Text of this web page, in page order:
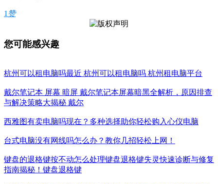
1 赞
您可能感兴趣
杭州可以租电脑吗最近 杭州可以租电脑吗 杭州租电脑平台
戴尔笔记本 屏幕 暗屏 戴尔笔记本屏幕暗黑全解析，原因排查
与解决策略大揭秘 戴尔
西雅图有卖电脑吗现在？多种选择助你轻松购入心仪电脑
台式电脑没有网线吗怎么办？教你几招轻松上网！
键盘的退格键按不动怎么处理键盘退格键失灵快速诊断与修复
指南揭秘！键盘退格键